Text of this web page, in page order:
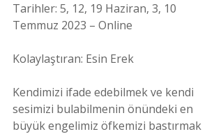
Tarihler: 5, 12, 19 Haziran, 3, 10
Temmuz 2023 – Online
Kolaylaştıran: Esin Erek
Kendimizi ifade edebilmek ve kendi
sesimizi bulabilmenin önündeki en
büyük engelimiz öfkemizi bastırmak